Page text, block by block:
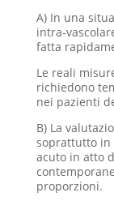
A) In una
intra-
fatta
Le reali
richiedono
nei pazienti
B) La
soprattutto in
acuto in atto
proporzioni.